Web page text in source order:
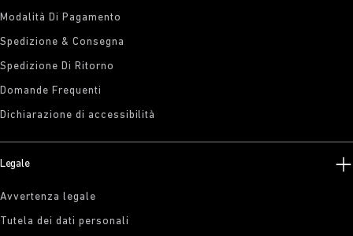
Modalità Di Pagamento
Spedizione & Consegna
Spedizione Di Ritorno
Domande Frequenti
Dichiarazione di accessibilità
Legale
Avvertenza legale
Tutela dei dati personali